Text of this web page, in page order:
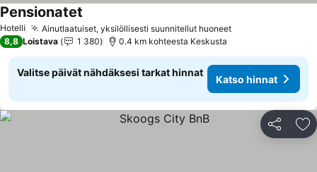
Hotelli Ainutlaatuiset, yksilöllisesti suunnitellut huoneetKatso hinnat
Pensionatet
8,8 Loistava 1 380 0.4 km kohteesta Keskusta
Valitse päivät nähdäksesi tarkat hinnat
Katso hinnat
Jaa